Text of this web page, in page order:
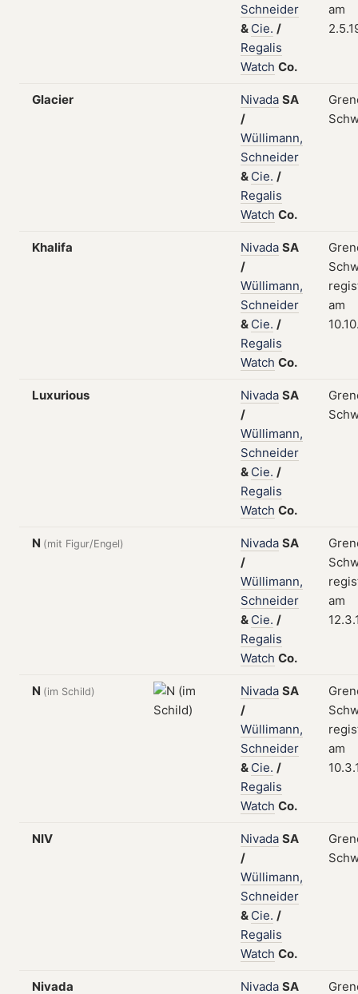
Schneider
& Cie. /
Regalis
Watch Co.
am
Glacier Nivada SA
/
Wüllimann,
Schneider
& Cie. /
Regalis
Watch Co.
Khalifa Nivada SA
/
Wüllimann,
Schneider
& Cie. /
Regalis
Watch Co.
am
Luxurious Nivada SA
/
Wüllimann,
Schneider
& Cie. /
Regalis
Watch Co.
N (mit Figur/Engel) Nivada SA
/
Wüllimann,
Schneider
& Cie. /
Regalis
Watch Co.
am
N (im Schild) Nivada SA
/
Wüllimann,
Schneider
& Cie. /
Regalis
Watch Co.
am
NIV Nivada SA
/
Wüllimann,
Schneider
& Cie. /
Regalis
Watch Co.
Nivada Nivada SA